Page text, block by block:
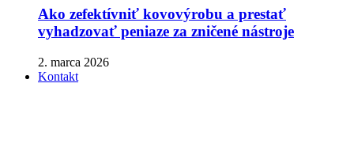
Ako zefektívniť kovovýrobu a prestať
vyhadzovať peniaze za zničené nástroje
2. marca 2026
Kontakt